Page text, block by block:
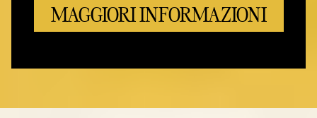
MAGGIORI INFORMAZIONI